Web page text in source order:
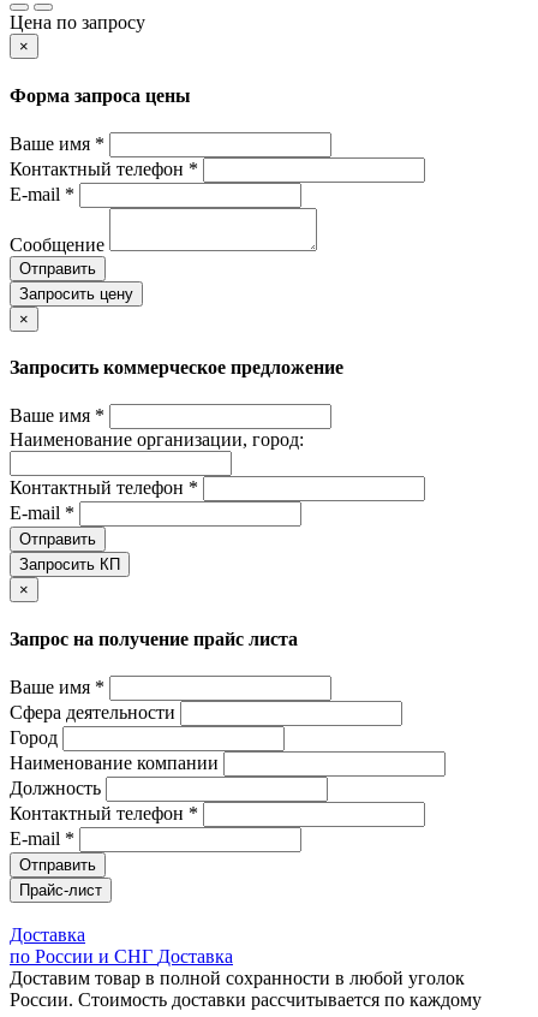
Цена по запросу
×
Форма запроса цены
Ваше имя *
Контактный телефон *
E-mail *
Сообщение
Отправить
Запросить цену
×
Запросить коммерческое предложение
Ваше имя *
Наименование организации, город:
Контактный телефон *
E-mail *
Отправить
Запросить КП
×
Запрос на получение прайс листа
Ваше имя *
Сфера деятельности
Город
Наименование компании
Должность
Контактный телефон *
E-mail *
Отправить
Прайс-лист
Доставка
по России и СНГ Доставка
Доставим товар в полной сохранности в любой уголок
России. Стоимость доставки рассчитывается по каждому